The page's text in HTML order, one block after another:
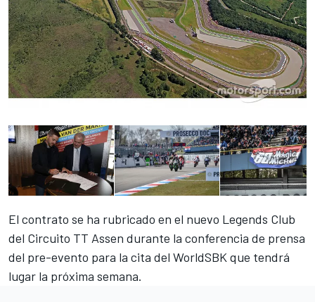
El contrato se ha rubricado en el nuevo Legends Club
del Circuito TT Assen durante la conferencia de prensa
del pre-evento para la cita del WorldSBK que tendrá
lugar la próxima semana.